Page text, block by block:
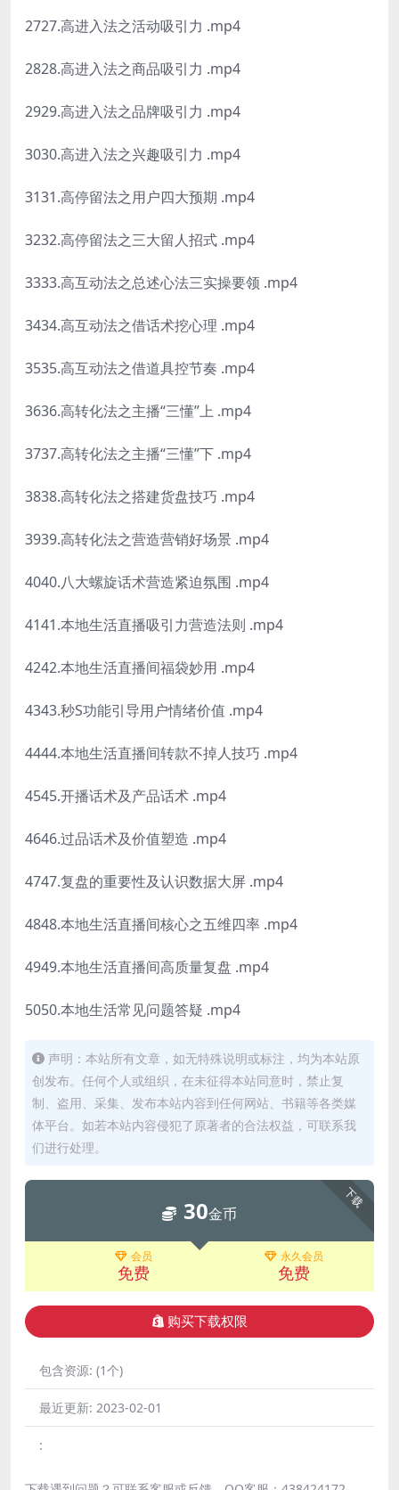
2727.高进入法之活动吸引力 .mp4
2828.高进入法之商品吸引力 .mp4
2929.高进入法之品牌吸引力 .mp4
3030.高进入法之兴趣吸引力 .mp4
3131.高停留法之用户四大预期 .mp4
3232.高停留法之三大留人招式 .mp4
3333.高互动法之总述心法三实操要领 .mp4
3434.高互动法之借话术挖心理 .mp4
3535.高互动法之借道具控节奏 .mp4
3636.高转化法之主播“三懂”上 .mp4
3737.高转化法之主播“三懂”下 .mp4
3838.高转化法之搭建货盘技巧 .mp4
3939.高转化法之营造营销好场景 .mp4
4040.八大螺旋话术营造紧迫氛围 .mp4
4141.本地生活直播吸引力营造法则 .mp4
4242.本地生活直播间福袋妙用 .mp4
4343.秒S功能引导用户情绪价值 .mp4
4444.本地生活直播间转款不掉人技巧 .mp4
4545.开播话术及产品话术 .mp4
4646.过品话术及价值塑造 .mp4
4747.复盘的重要性及认识数据大屏 .mp4
4848.本地生活直播间核心之五维四率 .mp4
4949.本地生活直播间高质量复盘 .mp4
5050.本地生活常见问题答疑 .mp4
声明：本站所有文章，如无特殊说明或标注，均为本站原
创发布。任何个人或组织，在未征得本站同意时，禁止复
制、盗用、采集、发布本站内容到任何网站、书籍等各类媒
体平台。如若本站内容侵犯了原著者的合法权益，可联系我
们进行处理。
下载
30金币
会员
免费
永久会员
免费
购买下载权限
包含资源: (1个)
最近更新: 2023-02-01
: